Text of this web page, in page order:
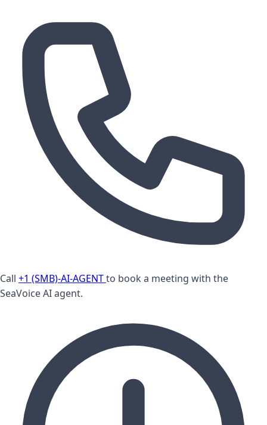
Call +1 (SMB)-AI-AGENTto book a meeting with the
SeaVoice AI agent.